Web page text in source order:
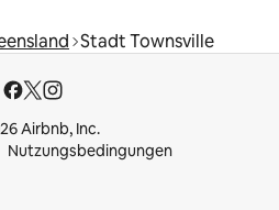
Stadt Townsville
Airbnb, Inc.
Nutzungsbedingungen